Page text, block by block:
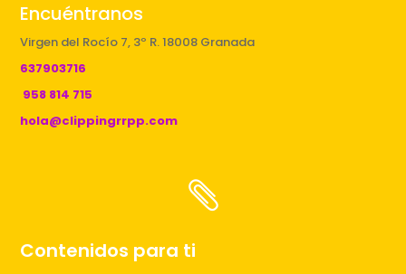
Encuéntranos
Virgen del Rocío 7, 3º R. 18008 Granada
637903716
958 814 715
hola@clippingrrpp.com

Contenidos para ti